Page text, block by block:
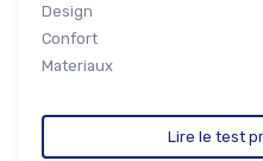
Design
Confort
Materiaux
Lire le test